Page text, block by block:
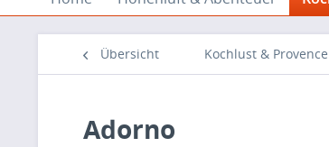
Übersicht Kochlust & Provence
Adorno